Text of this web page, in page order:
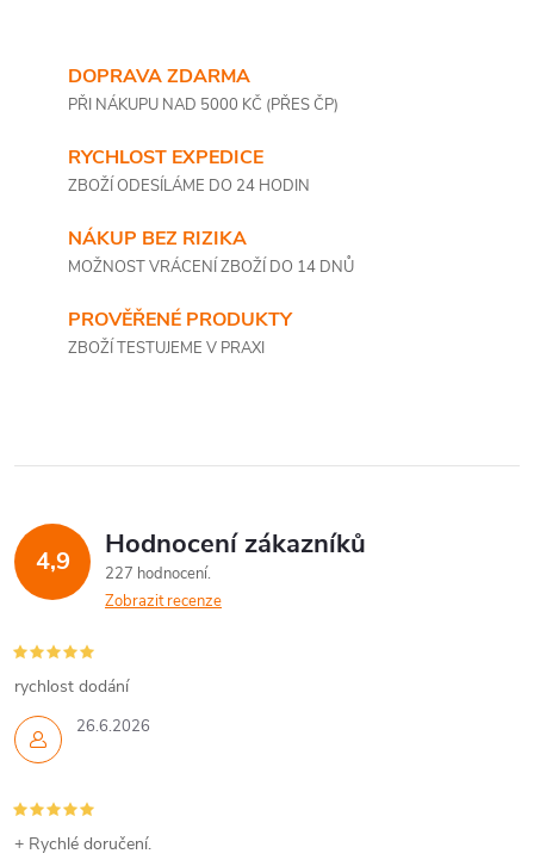
DOPRAVA ZDARMA
PŘI NÁKUPU NAD 5000 KČ (PŘES ČP)
RYCHLOST EXPEDICE
ZBOŽÍ ODESÍLÁME DO 24 HODIN
NÁKUP BEZ RIZIKA
MOŽNOST VRÁCENÍ ZBOŽÍ DO 14 DNŮ
PROVĚŘENÉ PRODUKTY
ZBOŽÍ TESTUJEME V PRAXI
4,9 Hodnocení zákazníků
227 hodnocení
Zobrazit recenze
26.6.2026
rychlost dodání
+ Rychlé doručení.